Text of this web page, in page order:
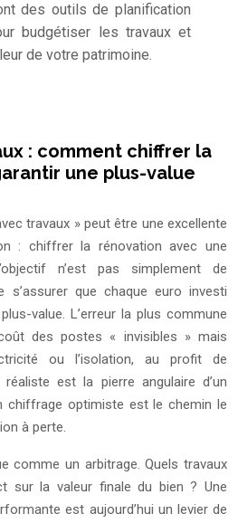
des outils de planification
budgétiser les travaux et
de votre patrimoine.
: comment chiffrer la
une plus-value
travaux » peut être une excellente
: chiffrer la rénovation avec une
n’est pas simplement de
que chaque euro investi
value. L’erreur la plus commune
des postes « invisibles » mais
ou l’isolation, au profit de
réaliste est la pierre angulaire d’un
chiffrage optimiste est le chemin le
à perte.
comme un arbitrage. Quels travaux
sur la valeur finale du bien ? Une
est aujourd’hui un levier de